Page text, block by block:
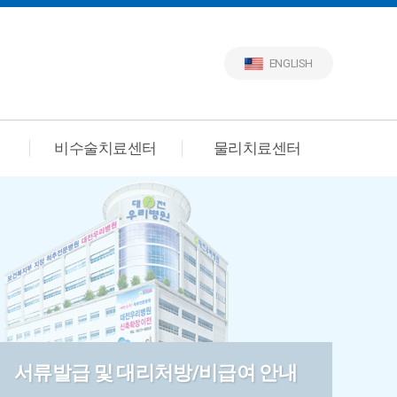
ENGLISH
비수술치료센터 물리치료센터
서류발급 및 대리처방/비급여 안내